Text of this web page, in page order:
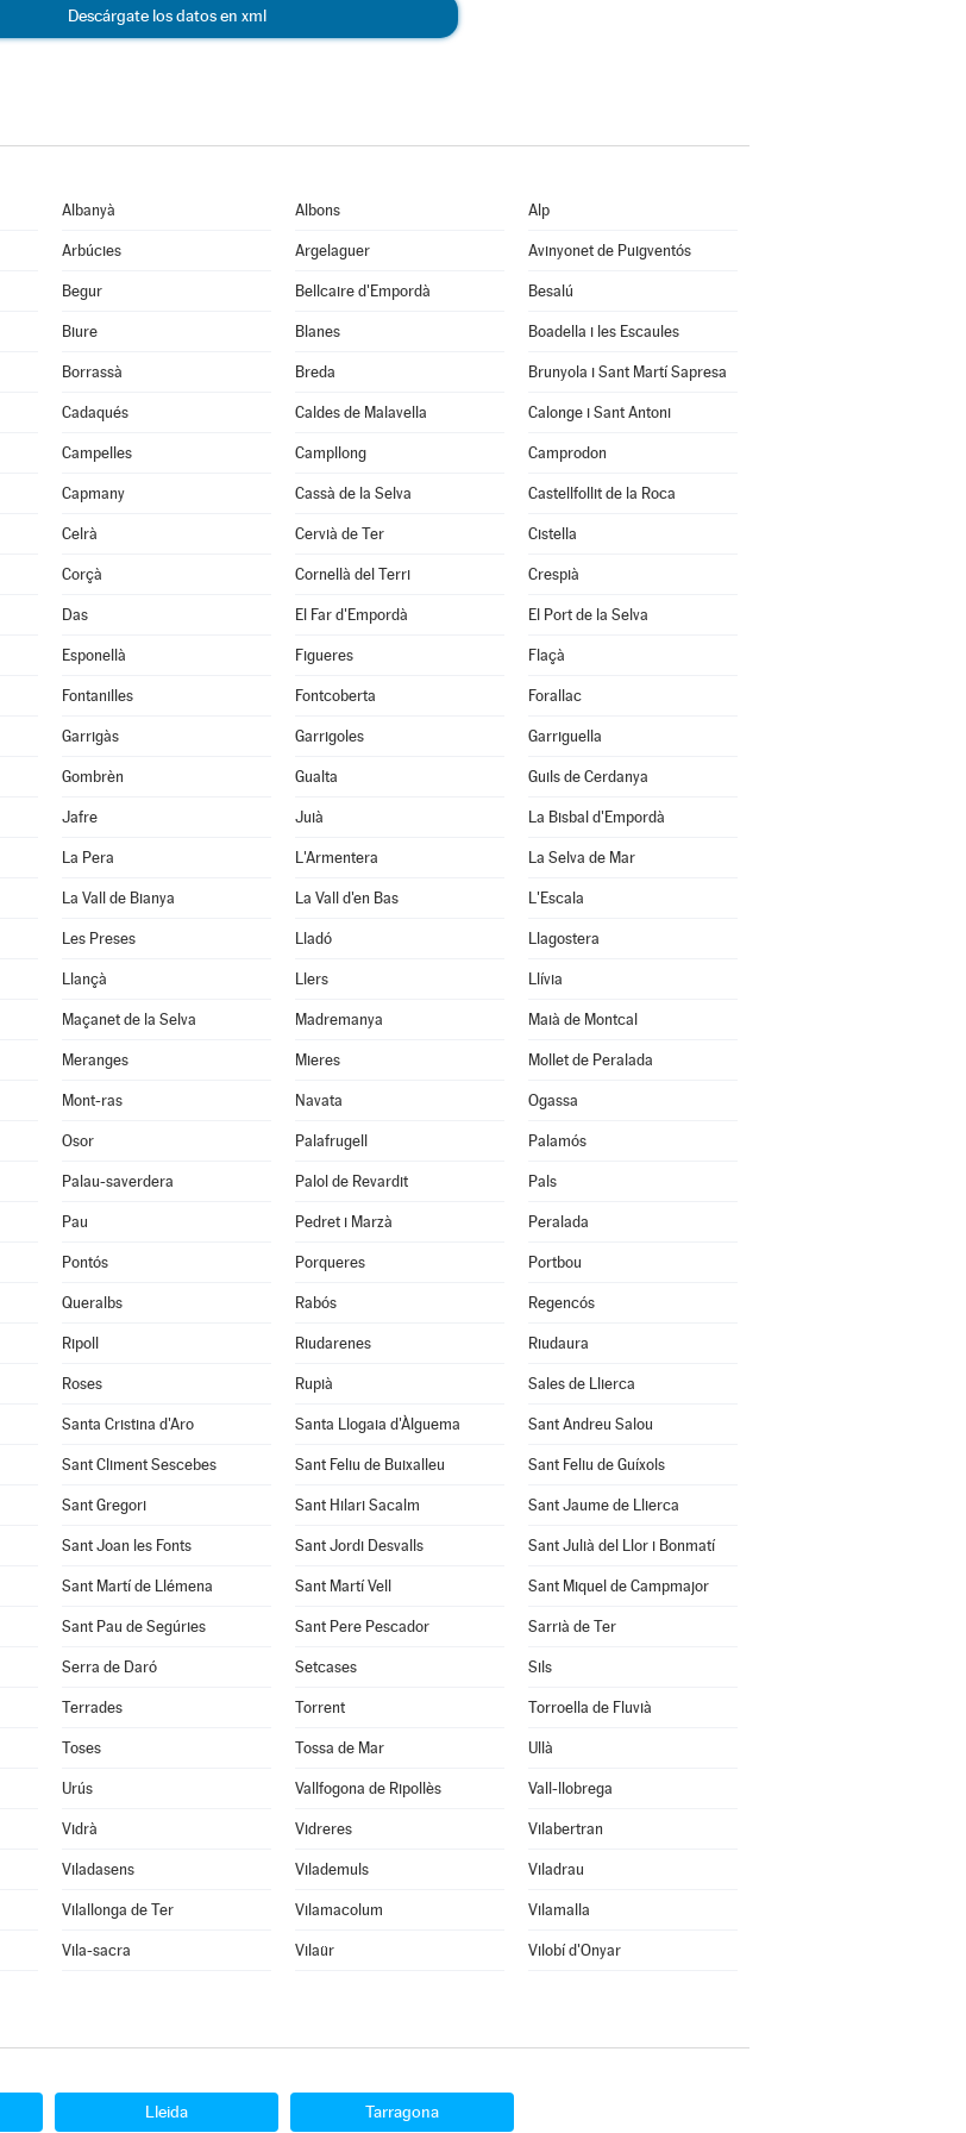
Descárgate los datos en xml
Albanyà Albons Alp
Arbúcies Argelaguer Avinyonet de Puigventós
Begur Bellcaire d'Empordà Besalú
Biure Blanes Boadella i les Escaules
Borrassà Breda Brunyola i Sant Martí Sapresa
Cadaqués Caldes de Malavella Calonge i Sant Antoni
Campelles Campllong Camprodon
Capmany Cassà de la Selva Castellfollit de la Roca
Celrà Cervià de Ter Cistella
Corçà Cornellà del Terri Crespià
Das El Far d'Empordà El Port de la Selva
Esponellà Figueres Flaçà
Fontanilles Fontcoberta Forallac
Garrigàs Garrigoles Garriguella
Gombrèn Gualta Guils de Cerdanya
Jafre Juià La Bisbal d'Empordà
La Pera L'Armentera La Selva de Mar
La Vall de Bianya La Vall d'en Bas L'Escala
Les Preses Lladó Llagostera
Llançà Llers Llívia
Maçanet de la Selva Madremanya Maià de Montcal
Meranges Mieres Mollet de Peralada
Mont-ras Navata Ogassa
Osor Palafrugell Palamós
Palau-saverdera Palol de Revardit Pals
Pau Pedret i Marzà Peralada
Pontós Porqueres Portbou
Queralbs Rabós Regencós
Ripoll Riudarenes Riudaura
Roses Rupià Sales de Llierca
Santa Cristina d'Aro Santa Llogaia d'Àlguema Sant Andreu Salou
Sant Climent Sescebes Sant Feliu de Buixalleu Sant Feliu de Guíxols
Sant Gregori Sant Hilari Sacalm Sant Jaume de Llierca
Sant Joan les Fonts Sant Jordi Desvalls Sant Julià del Llor i Bonmatí
Sant Martí de Llémena Sant Martí Vell Sant Miquel de Campmajor
Sant Pau de Segúries Sant Pere Pescador Sarrià de Ter
Serra de Daró Setcases Sils
Terrades Torrent Torroella de Fluvià
Toses Tossa de Mar Ullà
Urús Vallfogona de Ripollès Vall-llobrega
Vidrà Vidreres Vilabertran
Viladasens Vilademuls Viladrau
Vilallonga de Ter Vilamacolum Vilamalla
Vila-sacra Vilaür Vilobí d'Onyar
Lleida Tarragona